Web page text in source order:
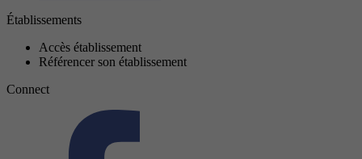
Établissements
Accès établissement
Référencer son établissement
Connect